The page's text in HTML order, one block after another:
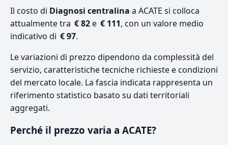
Il costo di Diagnosi centralina a ACATE si colloca
attualmente tra € 82e € 111, con un valore medio
indicativo di € 97.
Le variazioni di prezzo dipendono da complessità del
servizio, caratteristiche tecniche richieste e condizioni
del mercato locale. La fascia indicata rappresenta un
riferimento statistico basato su dati territoriali
aggregati.
Perché il prezzo varia a ACATE?